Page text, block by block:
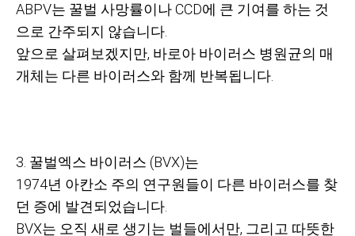
ABPV는 꿀벌 사망률이나CCD에 큰 기여를 하는 것
으로 간주되지 않습니다
앞으로 살펴보겠지만, 바로아 바이러스 병원균의 매
개체는 다른 바이러스와 함께 반복됩니다
3. 꿀벌엑스 바이러스 (BVX)는
1974년 아칸소 주의 연구원들이 다른 바이러스를 찾
던 증에 발견되었습니다
BVX는 오직 새로 생기는 벌들에서만, 그리고 따뜻한